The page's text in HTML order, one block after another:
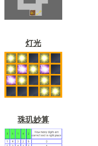
灯光
珠玑妙算